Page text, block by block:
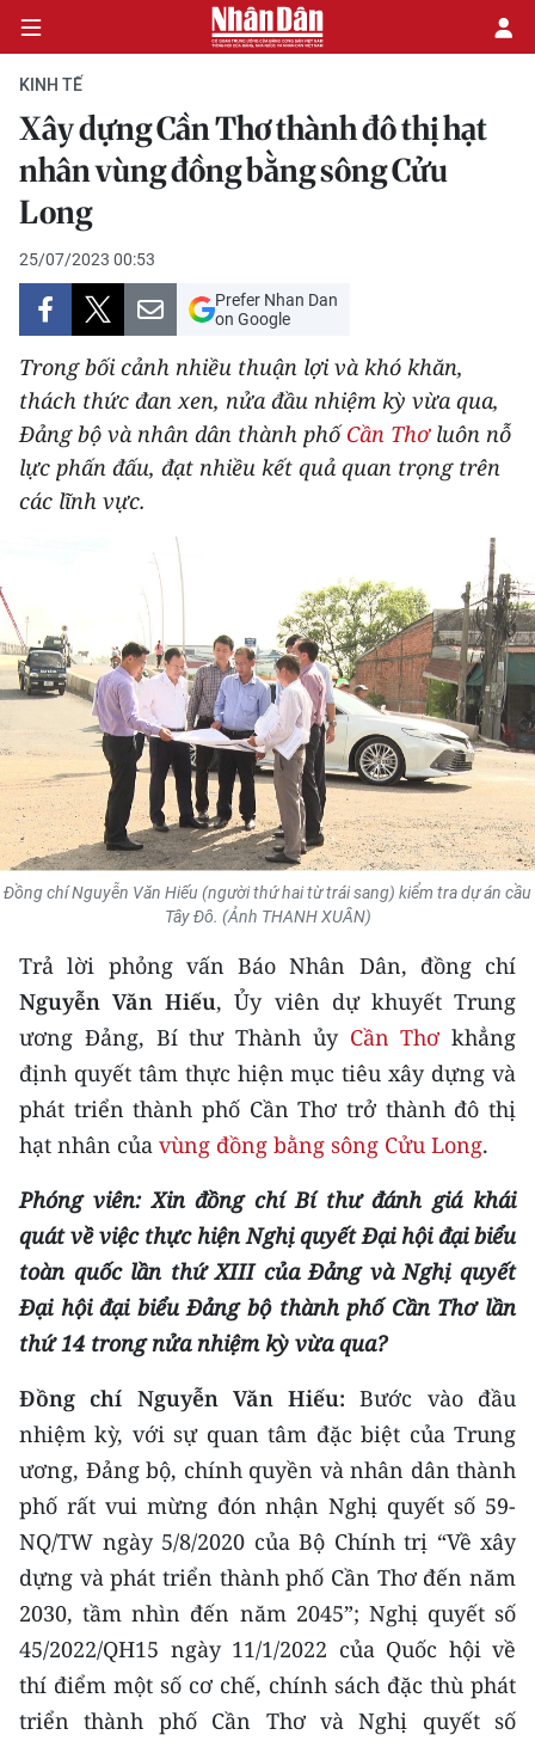
CHÍNH TRỊ
KINH TẾ
VĂN HÓA
XÃ HỘI
PHÁP LUẬT
DU LỊCH
THẾ GIỚI
GIÁO DỤC
Y TẾ
KHOA HỌC - CÔNG NGHỆ
MÔI TRƯỜNG
BẠN ĐỌC
KIỂM CHỨNG THÔNG TIN
TRI THỨC CHUYÊN SÂU
54 DÂN TỘC VIỆT NAM
CHƯƠNG TRÌNH OCOP - MỖI XÃ
MỘT SẢN PHẨM
RADIO
MEDIA CENTER
E-Magazine
Video
Media Chính trị
Media Kinh tế
Media Văn hóa
Media Xã hội
Media Pháp luật
Media Du lịch
Media Thế giới
KINH TẾ
Xây dựng Cần Thơ thành đô thị hạt
nhân vùng đồng bằng sông Cửu
Long
25/07/2023 00:53
Prefer Nhan Dan
on Google
Trong bối cảnh nhiều thuận lợi và khó khăn,
thách thức đan xen, nửa đầu nhiệm kỳ vừa qua,
Đảng bộ và nhân dân thành phốCần Thơluôn nỗ
lực phấn đấu, đạt nhiều kết quả quan trọng trên
các lĩnh vực.
Đồng chí Nguyễn Văn Hiếu (người thứ hai từ trái sang) kiểm tra dự án cầu
Tây Đô. (Ảnh THANH XUÂN)
Trả lời phỏng vấn Báo Nhân Dân, đồng chí
Nguyễn Văn Hiếu, Ủy viên dự khuyết Trung
ương Đảng, Bí thư Thành ủy Cần Thơ khẳng
định quyết tâm thực hiện mục tiêu xây dựng và
phát triển thành phố Cần Thơ trở thành đô thị
hạt nhân của vùng đồng bằng sông Cửu Long.
Phóng viên: Xin đồng chí Bí thư đánh giá khái
quát về việc thực hiện Nghị quyết Đại hội đại biểu
toàn quốc lần thứ XIII của Đảng và Nghị quyết
Đại hội đại biểu Đảng bộ thành phố Cần Thơ lần
thứ 14 trong nửa nhiệm kỳ vừa qua?
Đồng chí Nguyễn Văn Hiếu:Bước vào đầu
nhiệm kỳ, với sự quan tâm đặc biệt của Trung
ương, Đảng bộ, chính quyền và nhân dân thành
phố rất vui mừng đón nhận Nghị quyết số 59-
NQ/TW ngày 5/8/2020 của Bộ Chính trị “Về xây
dựng và phát triển thành phố Cần Thơ đến năm
2030, tầm nhìn đến năm 2045”; Nghị quyết số
45/2022/QH15 ngày 11/1/2022 của Quốc hội về
thí điểm một số cơ chế, chính sách đặc thù phát
triển thành phố Cần Thơ và Nghị quyết số